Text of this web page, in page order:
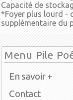
Capacité de
*Foyer plus lourd -
supplémentaire du
Menu Pile
En savoir +
Contact